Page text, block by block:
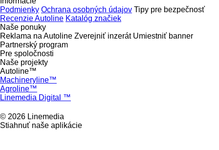
Podmienky Ochrana osobných údajov Tipy pre bezpečnosť
Recenzie Autoline Katalóg značiek
Naše ponuky
Reklama na Autoline Zverejniť inzerát Umiestniť banner
Partnerský program
Pre spoločnosti
Naše projekty
Autoline™
Machineryline™
Agroline™
Linemedia Digital ™
© 2026 Linemedia
Stiahnuť naše aplikácie